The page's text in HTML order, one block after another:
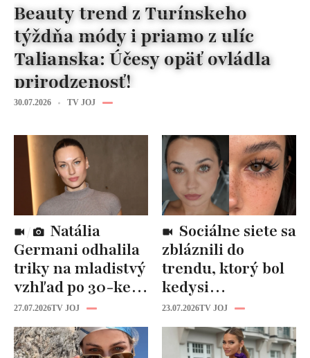
Beauty trend z Turínskeho
týždňa módy i priamo z ulíc
Talianska: Účesy opäť ovládla
prirodzenosť!
30.07.2026 TV JOJ
Germani odhalila
triky na mladistvý
vzhľad po 30-ke:
Fungujú lepšie
než drahá
kozmetika
27.07.2026TV JOJ
zbláznili do
trendu, ktorý bol
kedysi
katastrofou:
„Mušie nohy“ sú
späť!
23.07.2026TV JOJ